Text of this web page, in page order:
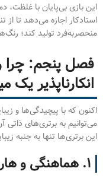
این بازی بی‌پایان با غلظت،
استادکار اجازه می‌دهد تا از
منحصربه‌فرد تولید کند؛
فصل پنجم: چرا
انکارناپذیر یک
اکنون که با پیچیدگی‌ها و
می‌توانیم به برتری‌های
این برتری‌ها تنها به جنبه
۱. هماهنگی و هارمونی بی‌نظیر